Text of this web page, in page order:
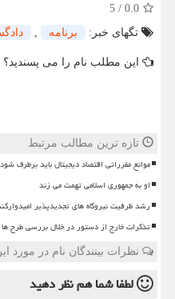
0.0
/
5
تگهای خبر:
برنامه ,
این مطلب نام را می پسندید؟
تازه ترین مطالب مرتبط
موانع مقرراتی اقتصاد دیجیتال باید برطرف شود
او به جمهوری اسلامی تهمت می زند
رشد ظرفیت نیروگاه های تجدیدپذیر
تذکرات خارج از دستور در خلال بررسی طرح
نظرات بینندگان نام در مورد
لطفا شما همنظر دهید